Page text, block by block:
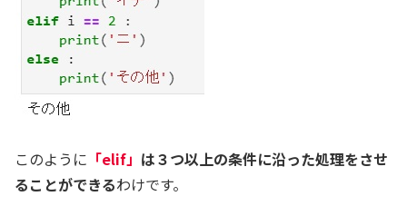
このように 「elif」 は３つ以上の条件に沿った処理をさせ
ることができるわけです。